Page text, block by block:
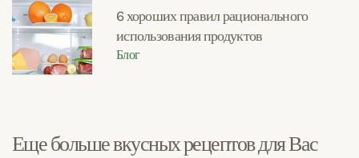
6 хороших правил рационального
использования продуктов
Блог
Еще больше вкусных рецептов для Вас